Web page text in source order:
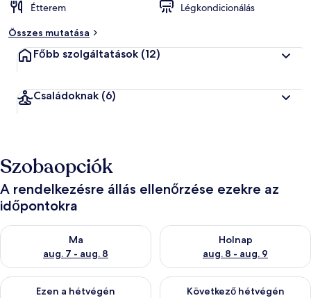
Étterem
Légkondicionálás
Összes mutatása
Főbb szolgáltatások (12)
Családoknak (6)
Szobaopciók
A rendelkezésre állás ellenőrzése ezekre az
időpontokra
Ma
aug. 7 - aug. 8
A ma esti rendelkezésre állás ellenőrzése: aug. 7 - aug. 8
Holnap
aug. 8 - aug. 9
A holnapi rendelkezésre állás
Ezen a hétvégén
A mostani hétvégi rendelkezésre állás ellenőrzése: aug. 7 -
Következő hétvégén
A következő hétvégi